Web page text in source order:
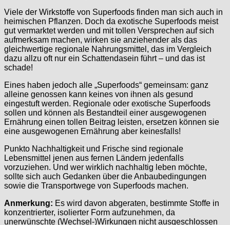
Viele der Wirkstoffe von Superfoods finden man sich auch in
heimischen Pflanzen. Doch da exotische Superfoods meist
gut vermarktet werden und mit tollen Versprechen auf sich
aufmerksam machen, wirken sie anziehender als das
gleichwertige regionale Nahrungsmittel, das im Vergleich
dazu allzu oft nur ein Schattendasein führt – und das ist
schade!
Eines haben jedoch alle „Superfoods“ gemeinsam: ganz
alleine genossen kann keines von ihnen als gesund
eingestuft werden. Regionale oder exotische Superfoods
sollen und können als Bestandteil einer ausgewogenen
Ernährung einen tollen Beitrag leisten, ersetzen können sie
eine ausgewogenen Ernährung aber keinesfalls!
Punkto Nachhaltigkeit und Frische sind regionale
Lebensmittel jenen aus fernen Ländern jedenfalls
vorzuziehen. Und wer wirklich nachhaltig leben möchte,
sollte sich auch Gedanken über die Anbaubedingungen
sowie die Transportwege von Superfoods machen.
Anmerkung: Es wird davon abgeraten, bestimmte Stoffe in
konzentrierter, isolierter Form aufzunehmen, da
unerwünschte (Wechsel-)Wirkungen nicht ausgeschlossen